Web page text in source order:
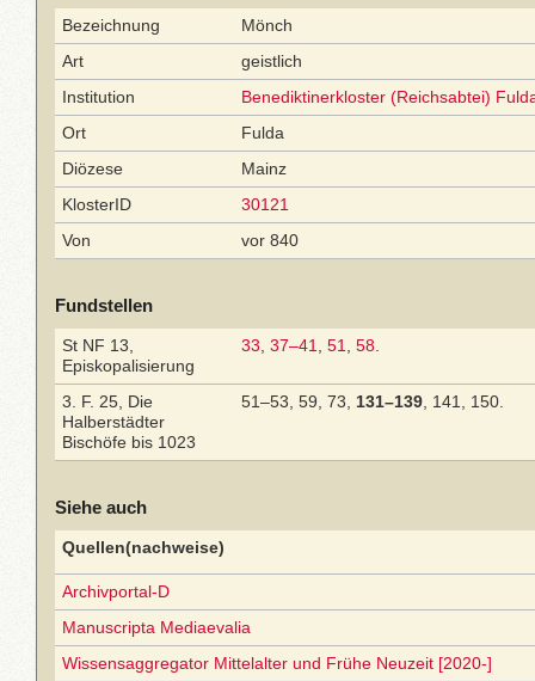
Bezeichnung
Mönch
Art
geistlich
Institution
Benediktinerkloster (Reichsabtei)
Ort
Fulda
Diözese
Mainz
KlosterID
30121
Von
vor 840
Fundstellen
St NF 13,
Episkopalisierung
33 37–41 51 58
3. F. 25, Die
Halberstädter
Bischöfe bis 1023
51–53, 59, 73, 131–139 , 141, 150.
Siehe auch
Quellen(nachweise)
Archivportal-D
Manuscripta Mediaevalia
Wissensaggregator Mittelalter und Frühe Neuzeit [2020-]